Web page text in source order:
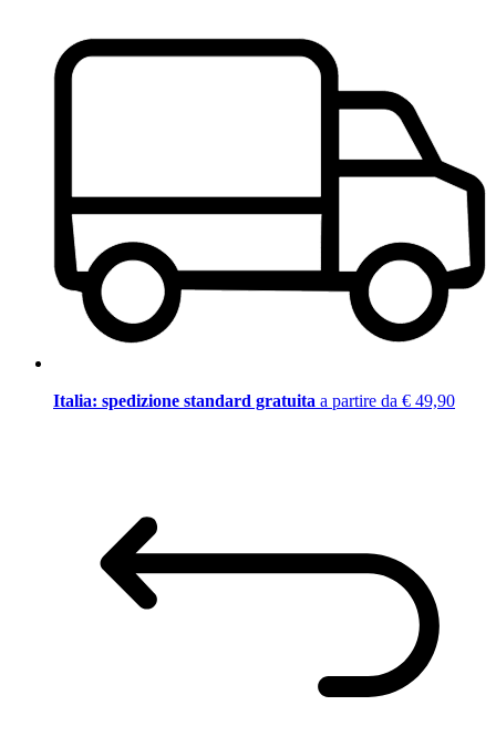
Italia: spedizione standard gratuita a partire da € 49,90